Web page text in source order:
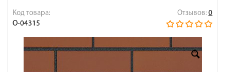
Сервис
Отзывов: 0
Код товара:
О-04315